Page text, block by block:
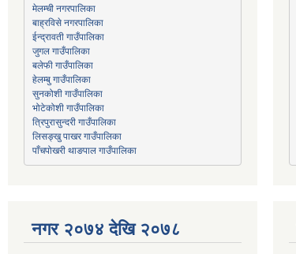
मेलम्ची नगरपालिका
बाह्रविसे नगरपालिका
ईन्द्रावती गाउँपालिका
जुगल गाउँपालिका
बलेफी गाउँपालिका
हेलम्बु गाउँपालिका
सुनकोशी गाउँपालिका
भोटेकोशी गाउँपालिका
त्रिपुरासुन्दरी गाउँपालिका
लिसङ्खु पाखर गाउँपालिका
पाँचपोखरी थाङपाल गाउँपालिका
नगर २०७४ देखि २०७८